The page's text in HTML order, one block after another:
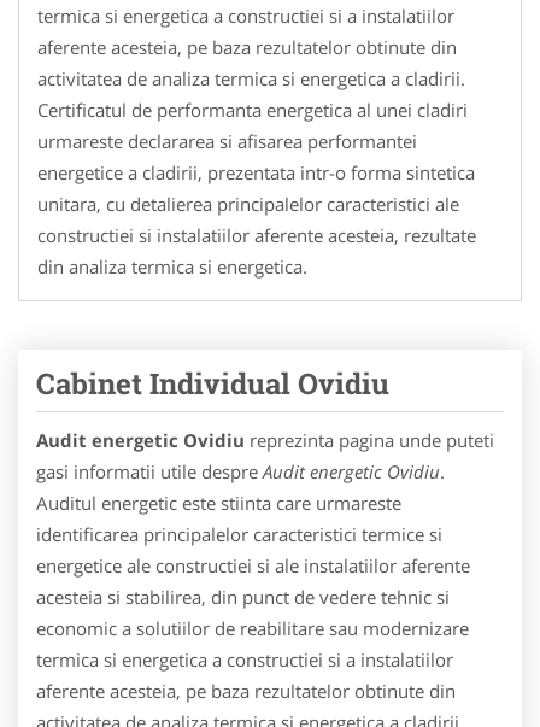
termica si energetica a constructiei si a instalatiilor
aferente acesteia, pe baza rezultatelor obtinute din
activitatea de analiza termica si energetica a cladirii.
Certificatul de performanta energetica al unei cladiri
urmareste declararea si afisarea performantei
energetice a cladirii, prezentata intr-o forma sintetica
unitara, cu detalierea principalelor caracteristici ale
constructiei si instalatiilor aferente acesteia, rezultate
din analiza termica si energetica.
Cabinet Individual Ovidiu
Audit energetic Ovidiu reprezinta pagina unde puteti
gasi informatii utile despre Audit energetic Ovidiu.
Auditul energetic este stiinta care urmareste
identificarea principalelor caracteristici termice si
energetice ale constructiei si ale instalatiilor aferente
acesteia si stabilirea, din punct de vedere tehnic si
economic a solutiilor de reabilitare sau modernizare
termica si energetica a constructiei si a instalatiilor
aferente acesteia, pe baza rezultatelor obtinute din
activitatea de analiza termica si energetica a cladirii.